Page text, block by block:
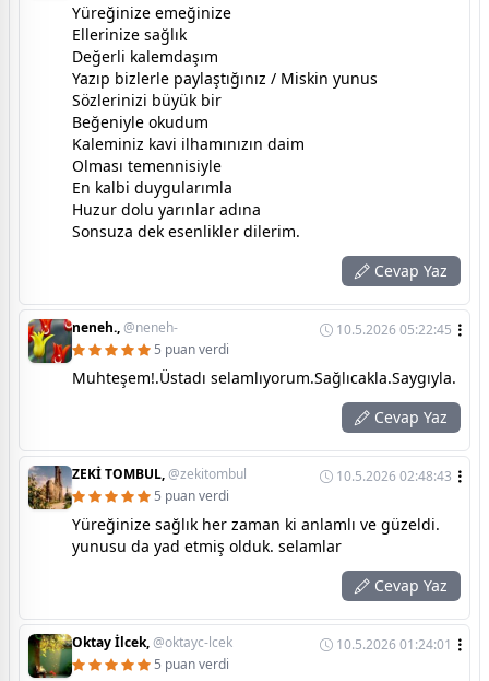
Yüreğinize emeğinize
Ellerinize sağlık
Değerli kalemdaşım
Yazıp bizlerle paylaştığınız / Miskin yunus
Sözlerinizi büyük bir
Beğeniyle okudum
Kaleminiz kavi ilhamınızın daim
Olması temennisiyle
En kalbi duygularımla
Huzur dolu yarınlar adına
Sonsuza dek esenlikler dilerim.
Cevap Yaz
neneh.,@neneh-
10.5.2026 05:22:45
5 puan verdi
Muhteşem!.Üstadı selamlıyorum.Sağlıcakla.Saygıyla.
Cevap Yaz
ZEKİ TOMBUL,@zekitombul
10.5.2026 02:48:43
5 puan verdi
Yüreğinize sağlık her zaman ki anlamlı ve güzeldi.
yunusu da yad etmiş olduk. selamlar
Cevap Yaz
Oktay İlcek,@oktayc-lcek
10.5.2026 01:24:01
5 puan verdi